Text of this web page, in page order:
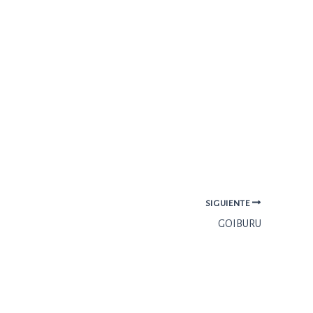
SIGUIENTE
GOIBURU